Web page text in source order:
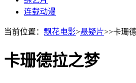
连载动漫
当前位置： 飘花电影>悬疑片>>卡珊
卡珊德拉之梦